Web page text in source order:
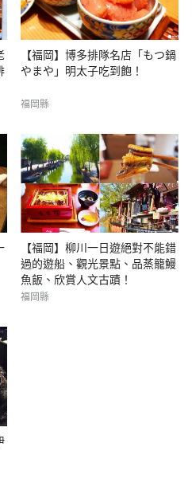
【福岡】博多排隊名店「もつ鍋
やまや」明太子吃到飽！
福岡縣
【福岡】柳川一日遊絕對不能錯
過的遊船、觀光景點、品蒸籠鰻
魚飯、欣賞人文古蹟！
福岡縣